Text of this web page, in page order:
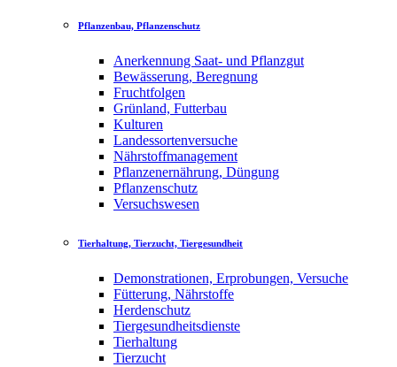
Pflanzenbau, Pflanzenschutz
Anerkennung Saat- und Pflanzgut
Bewässerung, Beregnung
Fruchtfolgen
Grünland, Futterbau
Kulturen
Landessortenversuche
Nährstoffmanagement
Pflanzenernährung, Düngung
Pflanzenschutz
Versuchswesen
Tierhaltung, Tierzucht, Tiergesundheit
Demonstrationen, Erprobungen, Versuche
Fütterung, Nährstoffe
Herdenschutz
Tiergesundheitsdienste
Tierhaltung
Tierzucht